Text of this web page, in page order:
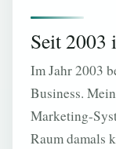
Seit 2003
Im Jahr 2003
Business.
Marketing-
Raum damals